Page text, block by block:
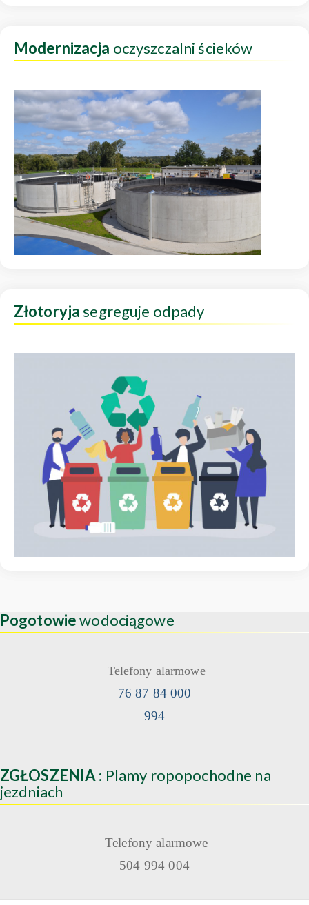
Modernizacja oczyszczalni ścieków
Złotoryjasegreguje odpady
Pogotowiewodociągowe
Telefony alarmowe
76 87 84 000
994
ZGŁOSZENIA : Plamy ropopochodne na
jezdniach
Telefony alarmowe
504 994 004